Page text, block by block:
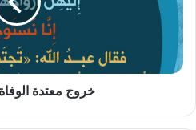
لحاجة
خروج معتدة